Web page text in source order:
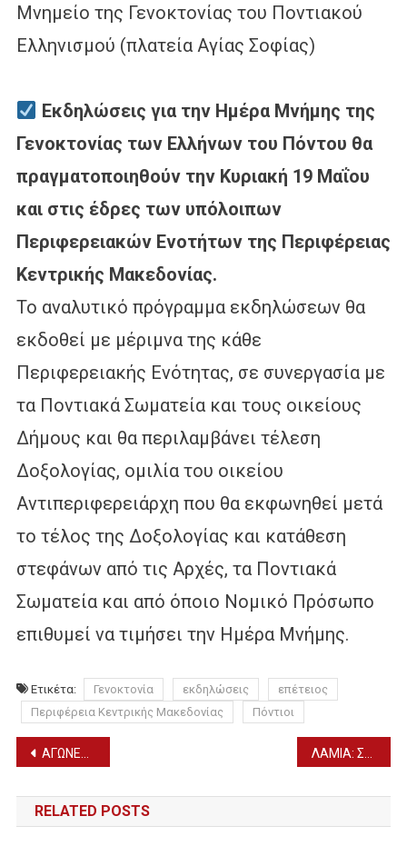
Μνημείο της Γενοκτονίας του Ποντιακού
Ελληνισμού (πλατεία Αγίας Σοφίας)
Εκδηλώσεις για την Ημέρα Μνήμης της
Γενοκτονίας των Ελλήνων του Πόντου θα
πραγματοποιηθούν την Κυριακή 19 Μαΐου
και στις έδρες των υπόλοιπων
Περιφερειακών Ενοτήτων της Περιφέρειας
Κεντρικής Μακεδονίας.
Το αναλυτικό πρόγραμμα εκδηλώσεων θα
εκδοθεί με μέριμνα της κάθε
Περιφερειακής Ενότητας, σε συνεργασία με
τα Ποντιακά Σωματεία και τους οικείους
Δήμους και θα περιλαμβάνει τέλεση
Δοξολογίας, ομιλία του οικείου
Αντιπεριφερειάρχη που θα εκφωνηθεί μετά
το τέλος της Δοξολογίας και κατάθεση
στεφάνων από τις Αρχές, τα Ποντιακά
Σωματεία και από όποιο Νομικό Πρόσωπο
επιθυμεί να τιμήσει την Ημέρα Μνήμης.
Ετικέτα: Γενοκτονία εκδηλώσεις
επέτειος
Περιφέρεια Κεντρικής Μακεδονίας
Πόντιοι
Πλοήγηση
άρθρων
ΑΓΩΝΕΣ ΑΥΘΟΡΜΗΤΟΥ ΛΟΓΟΥ ΓΥΜΝΑΣΙΩΝ ΔΙΟΡΓΑΝΩΘΗΚΑΝ ΣΤΟ ΝΟΜΟ ΜΑΣ – ΟΙ ΜΑΘΗΤΕΣ ΠΟΥ ΔΙΑΚΡΙΘΗΚΑΝ
RELATED POSTS